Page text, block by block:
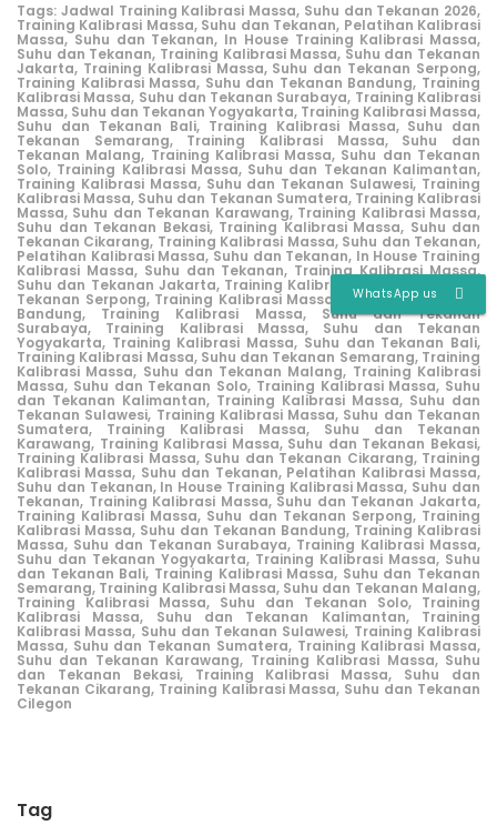
Tags: Jadwal Training Kalibrasi Massa, Suhu dan Tekanan 2026,
Training Kalibrasi Massa, Suhu dan Tekanan, Pelatihan Kalibrasi
Massa, Suhu dan Tekanan, In House Training Kalibrasi Massa,
Suhu dan Tekanan, Training Kalibrasi Massa, Suhu dan Tekanan
Jakarta, Training Kalibrasi Massa, Suhu dan Tekanan Serpong,
Training Kalibrasi Massa, Suhu dan Tekanan Bandung, Training
Kalibrasi Massa, Suhu dan Tekanan Surabaya, Training Kalibrasi
Massa, Suhu dan Tekanan Yogyakarta, Training Kalibrasi Massa,
Suhu dan Tekanan Bali, Training Kalibrasi Massa, Suhu dan
Tekanan Semarang, Training Kalibrasi Massa, Suhu dan
Tekanan Malang, Training Kalibrasi Massa, Suhu dan Tekanan
Solo, Training Kalibrasi Massa, Suhu dan Tekanan Kalimantan,
Training Kalibrasi Massa, Suhu dan Tekanan Sulawesi, Training
Kalibrasi Massa, Suhu dan Tekanan Sumatera, Training Kalibrasi
Massa, Suhu dan Tekanan Karawang, Training Kalibrasi Massa,
Suhu dan Tekanan Bekasi, Training Kalibrasi Massa, Suhu dan
Tekanan Cikarang, Training Kalibrasi Massa, Suhu dan Tekanan,
Pelatihan Kalibrasi Massa, Suhu dan Tekanan, In House Training
Kalibrasi Massa, Suhu dan Tekanan, Training Kalibrasi Massa,
Suhu dan Tekanan Jakarta, Training Kalibrasi Massa, Suhu dan
Tekanan Serpong, Training Kalibrasi Massa, Suhu dan Tekanan
Bandung, Training Kalibrasi Massa, Suhu dan Tekanan
Surabaya, Training Kalibrasi Massa, Suhu dan Tekanan
Yogyakarta, Training Kalibrasi Massa, Suhu dan Tekanan Bali,
Training Kalibrasi Massa, Suhu dan Tekanan Semarang, Training
Kalibrasi Massa, Suhu dan Tekanan Malang, Training Kalibrasi
Massa, Suhu dan Tekanan Solo, Training Kalibrasi Massa, Suhu
dan Tekanan Kalimantan, Training Kalibrasi Massa, Suhu dan
Tekanan Sulawesi, Training Kalibrasi Massa, Suhu dan Tekanan
Sumatera, Training Kalibrasi Massa, Suhu dan Tekanan
Karawang, Training Kalibrasi Massa, Suhu dan Tekanan Bekasi,
Training Kalibrasi Massa, Suhu dan Tekanan Cikarang, Training
Kalibrasi Massa, Suhu dan Tekanan, Pelatihan Kalibrasi Massa,
Suhu dan Tekanan, In House Training Kalibrasi Massa, Suhu dan
Tekanan, Training Kalibrasi Massa, Suhu dan Tekanan Jakarta,
Training Kalibrasi Massa, Suhu dan Tekanan Serpong, Training
Kalibrasi Massa, Suhu dan Tekanan Bandung, Training Kalibrasi
Massa, Suhu dan Tekanan Surabaya, Training Kalibrasi Massa,
Suhu dan Tekanan Yogyakarta, Training Kalibrasi Massa, Suhu
dan Tekanan Bali, Training Kalibrasi Massa, Suhu dan Tekanan
Semarang, Training Kalibrasi Massa, Suhu dan Tekanan Malang,
Training Kalibrasi Massa, Suhu dan Tekanan Solo, Training
Kalibrasi Massa, Suhu dan Tekanan Kalimantan, Training
Kalibrasi Massa, Suhu dan Tekanan Sulawesi, Training Kalibrasi
Massa, Suhu dan Tekanan Sumatera, Training Kalibrasi Massa,
Suhu dan Tekanan Karawang, Training Kalibrasi Massa, Suhu
dan Tekanan Bekasi, Training Kalibrasi Massa, Suhu dan
Tekanan Cikarang, Training Kalibrasi Massa, Suhu dan Tekanan
Cilegon
Tag
WhatsApp us